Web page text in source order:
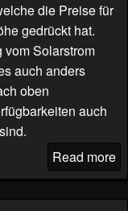
die Preise für
gedrückt hat.
Solarstrom
auch anders
oben
auch
Read more